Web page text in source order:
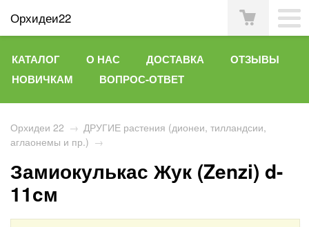
Орхидеи22
КАТАЛОГ О НАС ДОСТАВКА
ОТЗЫВЫ
НОВИЧКАМ
ВОПРОС-ОТВЕТ
Орхидеи 22 → ДРУГИЕ растения (дионеи, тилландсии,
аглаонемы и пр.) →
Замиокулькас Жук (Zenzi) d-
11cм